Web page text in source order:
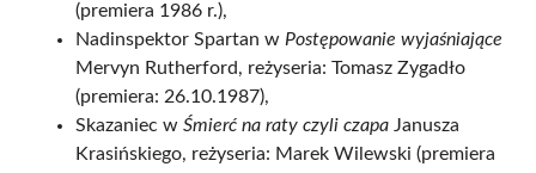
(premiera 1986 r.),
Nadinspektor Spartan w Postępowanie wyjaśniające
Mervyn Rutherford, reżyseria: Tomasz Zygadło
(premiera: 26.10.1987),
Skazaniec w Śmierć na raty czyli czapa Janusza
Krasińskiego, reżyseria: Marek Wilewski (premiera